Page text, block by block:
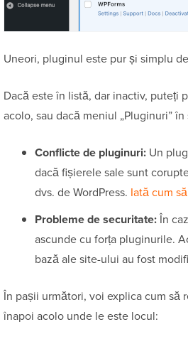
Uneori, pluginul este pur și simplu
Dacă este în listă, dar inactiv, puteți
acolo, sau dacă meniul „Pluginuri”
Conflicte de pluginuri: Un
dacă fișierele sale sunt
dvs. de WordPress. Iată cum
Probleme de securitate:În
ascunde cu forța pluginurile.
bază ale site-ului au fost
În pașii următori, voi explica cum să
înapoi acolo unde le este locul: